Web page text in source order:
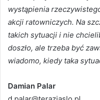
wystąpienia
akcji ratowniczych. Na
takich sytuacji i nie
doszło, ale trzeba być
wiadomo, kiedy taka
Damian Palar